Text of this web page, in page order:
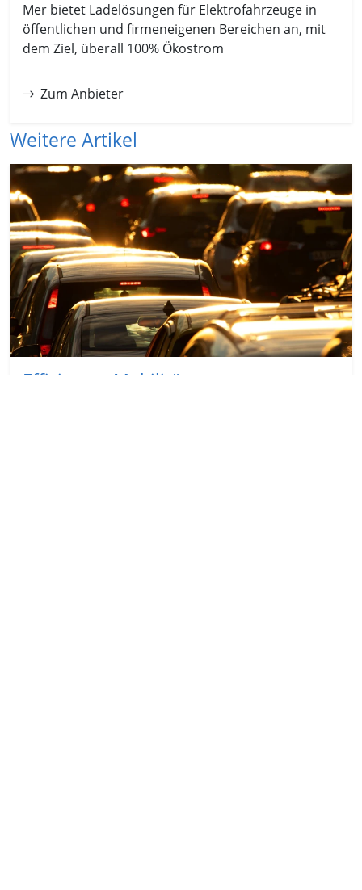
Mer bietet Ladelösungen für Elektrofahrzeuge in
öffentlichen und firmeneigenen Bereichen an, mit
dem Ziel, überall 100% Ökostrom
Zum Anbieter
Weitere Artikel
Effizientes Mobilitätsmanagement